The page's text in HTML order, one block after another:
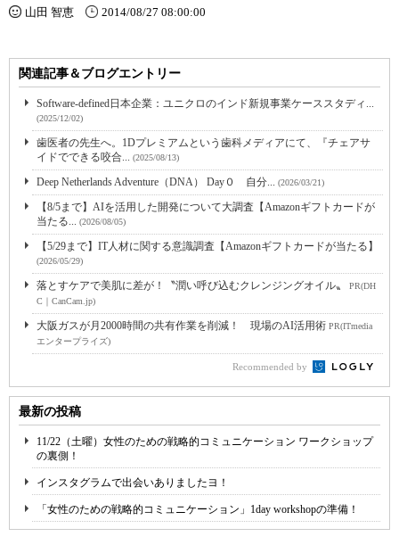
山田 智恵 2014/08/27 08:00:00
関連記事＆ブログエントリー
Software-defined日本企業：ユニクロのインド新規事業ケーススタディ...
(2025/12/02)
歯医者の先生へ。1Dプレミアムという⻭科メディアにて、『チェアサ
イドでできる咬合... (2025/08/13)
Deep Netherlands Adventure（DNA） Day０ 自分... (2026/03/21)
【8/5まで】AIを活用した開発について大調査【Amazonギフトカードが
当たる... (2026/08/05)
【5/29まで】IT人材に関する意識調査【Amazonギフトカードが当たる】
(2026/05/29)
落とすケアで美肌に差が！〝潤い呼び込むクレンジングオイル〟
PR(DH
C｜CanCam.jp)
大阪ガスが月2000時間の共有作業を削減！ 現場のAI活用術 PR(ITmedia
エンタープライズ)
Recommended by
最新の投稿
11/22（土曜）女性のための戦略的コミュニケーション ワークショップ
の裏側！
インスタグラムで出会いありましたヨ！
「女性のための戦略的コミュニケーション」1day workshopの準備！